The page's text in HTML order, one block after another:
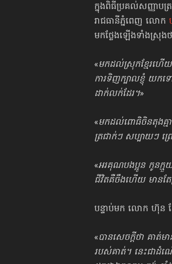
ក្នុងពិធីប្រគល់សញ្ញាប
រាជធានីភ្នំពេញ លោក
មកថ្លែងឡើងទាំងស្រុង
«មកដល់ស្រុកខ្មែរហើ
ការទិញក្បាលខ្ញុំ យកទ
ដាក់លក់ដែរ។»
«មកដល់ពោធិចិនតុងគ្ម
ត្រជាក់ៗ សប្បាយៗ ព្
«អរគុណបងប្អូន កូនក្មួ
ជីវិតគឺចឹងហើយ មានត
បន្ទាប់មក លោក ហ៊ុន សែ
«បានសេចក្ដីថា គាត់
របស់គាត់។ នេះជាដំ